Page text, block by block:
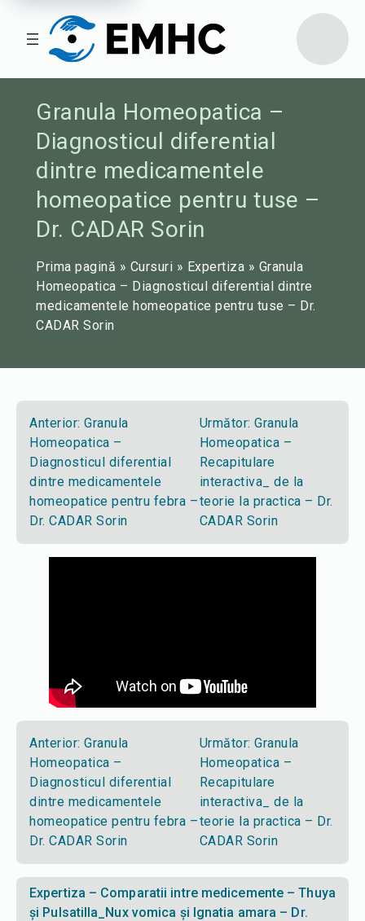
Granula Homeopatica –
Diagnosticul diferential
dintre medicamentele
homeopatice pentru tuse –
Dr. CADAR Sorin
Prima pagină » Cursuri » Expertiza » Granula
Homeopatica – Diagnosticul diferential dintre
medicamentele homeopatice pentru tuse – Dr.
CADAR Sorin
Anterior: Granula
Homeopatica –
Diagnosticul diferential
dintre medicamentele
homeopatice pentru febra –
Dr. CADAR Sorin
Următor: Granula
Homeopatica –
Recapitulare
interactiva_ de la
teorie la practica – Dr.
CADAR Sorin
Anterior: Granula
Homeopatica –
Diagnosticul diferential
dintre medicamentele
homeopatice pentru febra –
Dr. CADAR Sorin
Următor: Granula
Homeopatica –
Recapitulare
interactiva_ de la
teorie la practica – Dr.
CADAR Sorin
Expertiza – Comparatii intre medicemente – Thuya
și Pulsatilla_Nux vomica și Ignatia amara – Dr.